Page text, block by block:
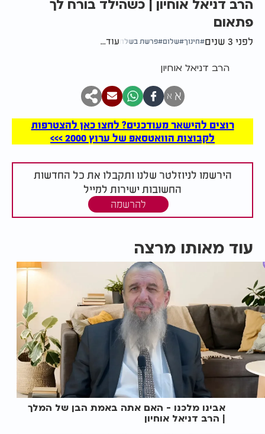
הרב דניאל אוחיון | כשהילד בורח לך
פתאום
לפני 3 שנים חינוך שלום פרשת בשלח עוד...
הרב דניאל אוחיון
א א
רוצים להישאר מעודכנים? לחצו כאן להצטרפות
לקבוצות הוואטסאפ של ערוץ 2000 >>>
הירשמו לניוזלטר שלנו ותקבלו את כל החדשות
החשובות ישירות למייל
להרשמה
עוד מאותו מרצה
אבינו מלכנו - האם אתה באמת הבן של המלך
| הרב דניאל אוחיון